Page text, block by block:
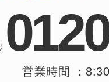
営業時間 ：